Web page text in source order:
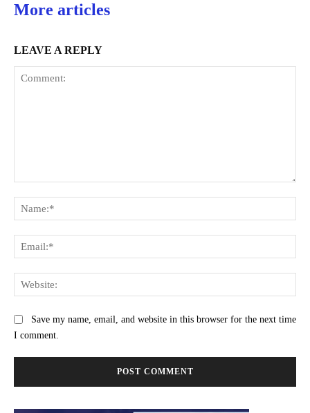
More articles
LEAVE A REPLY
Save my name, email, and website in this browser for the next time
I comment.